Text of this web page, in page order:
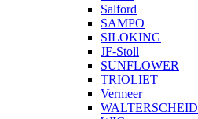
Salford
SAMPO
SILOKING
JF-Stoll
SUNFLOWER
TRIOLIET
Vermeer
WALTERSCHEID